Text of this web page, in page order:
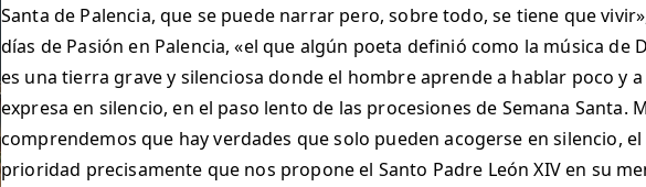
Santa de Palencia, que se puede narrar pero, sobre todo, se tiene que
días de Pasión en Palencia, «el que algún poeta definió como la música de
es una tierra grave y silenciosa donde el hombre aprende a hablar poco y
expresa en silencio, en el paso lento de las procesiones de Semana Santa.
comprendemos que hay verdades que solo pueden acogerse en silencio,
prioridad precisamente que nos propone el Santo Padre León XIV en su